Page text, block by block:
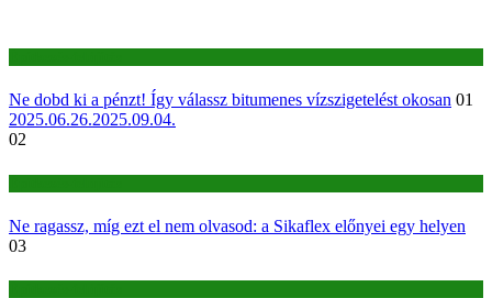
Ne dobd ki a pénzt! Így válassz bitumenes vízszigetelést okosan 01
2025.06.26.2025.09.04.
02
Ne ragassz, míg ezt el nem olvasod: a Sikaflex előnyei egy helyen
03